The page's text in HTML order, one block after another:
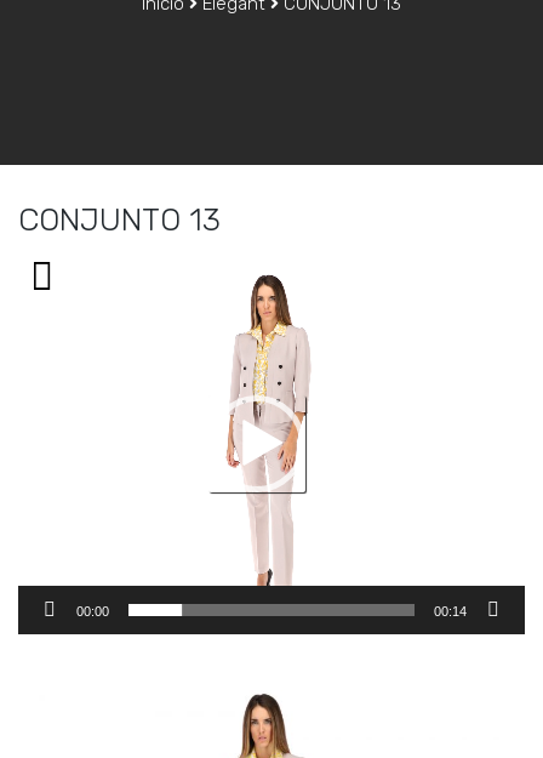
CONJUNTO 13
Reproductor
de
00:00 00:14